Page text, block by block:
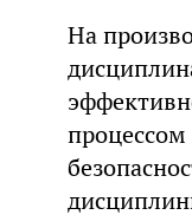
На
процессом